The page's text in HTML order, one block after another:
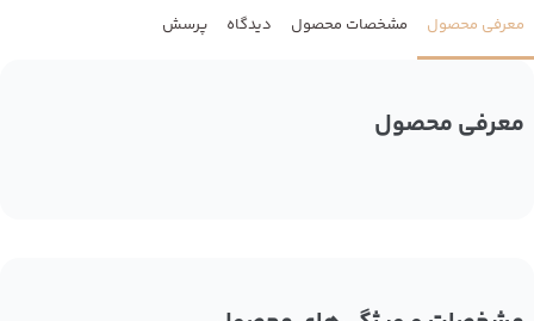
معرفی محصول مشخصات محصول دیدگاه پرسش
معرفی محصول